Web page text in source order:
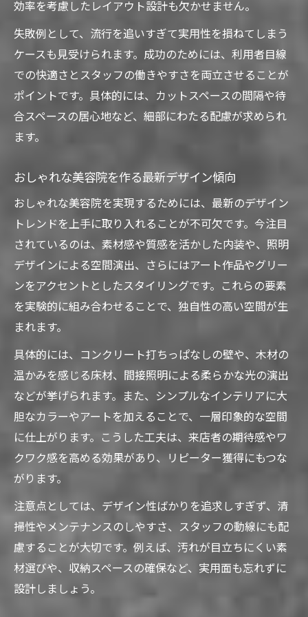
効率を考慮したレイアウト設計も欠かせません。
失敗例として、流行を追いすぎて実用性を損ねてしまう
ケースも見受けられます。成功のためには、利用者目線
での快適さとスタッフの働きやすさを両立させることが
ポイントです。具体的には、カットスペースの間隔や待
合スペースの居心地など、細部にわたる配慮が求められ
ます。
おしゃれな美容院を作る最新デザイン傾向
おしゃれな美容院を実現するためには、最新のデザイン
トレンドを上手に取り入れることが不可欠です。今注目
されているのは、素材感や質感を活かした内装や、照明
デザインによる空間演出、さらにはアート作品やグリー
ンをアクセントとしたスタイリングです。これらの要素
を実験的に組み合わせることで、独自性の高い空間が生
まれます。
具体的には、コンクリート打ちっぱなしの壁や、木材の
温かみを感じる床材、間接照明による柔らかな光の演出
などが挙げられます。また、シンプルなインテリアに大
胆なカラーやアートを加えることで、一層印象的な空間
に仕上がります。こうした工夫は、来店者の期待感やワ
クワク感を高める効果があり、リピーター獲得にもつな
がります。
注意点としては、デザイン性ばかりを追求しすぎず、清
掃性やメンテナンスのしやすさ、スタッフの動線にも配
慮することが大切です。例えば、汚れが目立ちにくい素
材選びや、収納スペースの確保など、実用面も忘れずに
設計しましょう。